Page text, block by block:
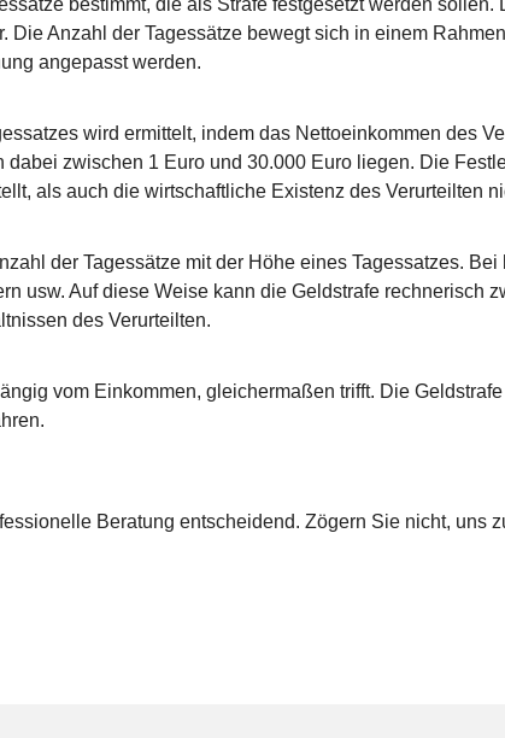
bestimmt, die als Strafe festgesetzt werden
Anzahl der Tagessätze bewegt sich in einem
angepasst werden.
wird ermittelt, indem das Nettoeinkommen des
zwischen 1 Euro und 30.000 Euro liegen. Die
als auch die wirtschaftliche Existenz des Verurteilten
der Tagessätze mit der Höhe eines Tagessatzes.
usw. Auf diese Weise kann die Geldstrafe rechnerisch
des Verurteilten.
vom Einkommen, gleichermaßen trifft. Die
Beratung entscheidend. Zögern Sie nicht, uns